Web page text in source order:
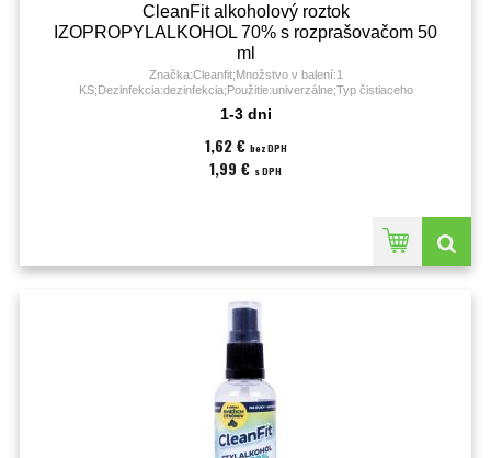
CleanFit alkoholový roztok
IZOPROPYLALKOHOL 70% s rozprašovačom 50
ml
Značka:Cleanfit;Množstvo v balení:1
KS;Dezinfekcia:dezinfekcia;Použitie:univerzálne;Typ čistiaceho
1-3 dni
1,62 € bez DPH
1,99 € s DPH